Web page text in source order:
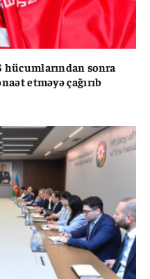
sonra
etməyə çağırıb